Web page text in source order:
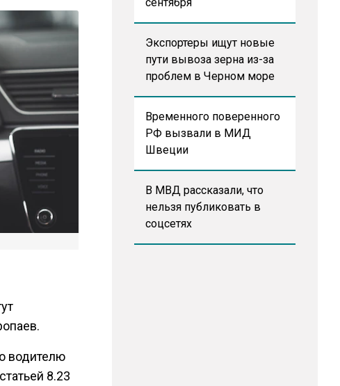
водителю
8.23
Экспортеры ищут новые
пути вывоза зерна из-за
проблем в Черном море
Временного поверенного
РФ вызвали в МИД
Швеции
В МВД рассказали, что
нельзя публиковать в
соцсетях